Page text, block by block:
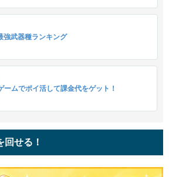
強武器種ランキング
ームでポイ活して課金代をゲット！
せる！